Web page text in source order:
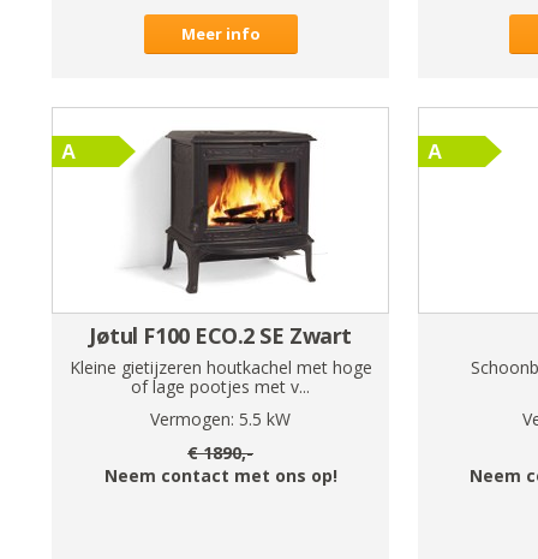
Meer info
Jøtul F100 ECO.2 SE Zwart
Kleine gietijzeren houtkachel met hoge
of lage pootjes met v...
Vermogen: 5.5 kW
€1890,-
Neem contact met ons op!
Neem